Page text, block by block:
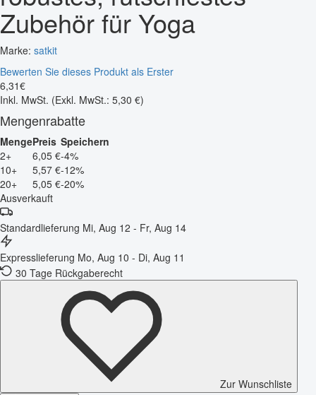
Zubehör für Yoga
Marke: satkit
Bewerten Sie dieses Produkt als Erster
6,31€
Inkl. MwSt. (Exkl. MwSt.: 5,30 €)
Mengenrabatte
MengePreis Speichern
2+
6,05 €-4%
10+
5,57 €-12%
20+
5,05 €-20%
Ausverkauft
Standardlieferung Mi, Aug 12 - Fr, Aug 14
Expresslieferung Mo, Aug 10 - Di, Aug 11
30 Tage Rückgaberecht
Zur Wunschliste